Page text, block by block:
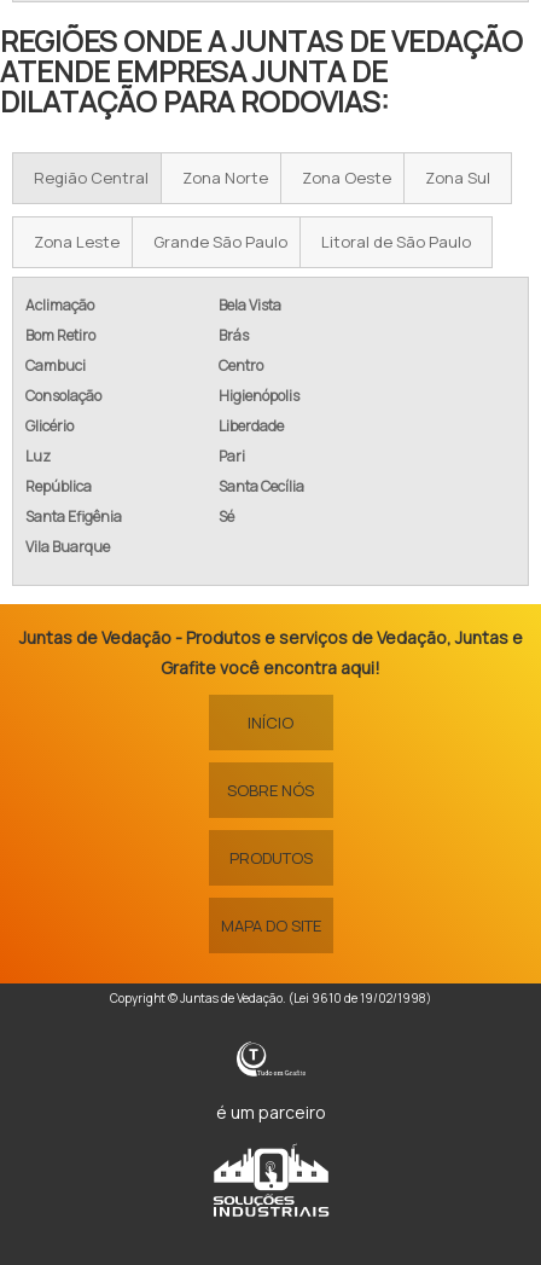
REGIÕES ONDE A JUNTAS DE VEDAÇÃO
ATENDE EMPRESA JUNTA DE
DILATAÇÃO PARA RODOVIAS:
Região Central Zona Norte Zona Oeste Zona Sul
Zona Leste Grande São Paulo Litoral de São Paulo
Aclimação
Bela Vista
Bom Retiro
Brás
Cambuci
Centro
Consolação
Higienópolis
Glicério
Liberdade
Luz
Pari
República
Santa Cecília
Santa Efigênia
Sé
Vila Buarque
Juntas de Vedação - Produtos e serviços de Vedação, Juntas e
Grafite você encontra aqui!
INÍCIO
SOBRE NÓS
PRODUTOS
MAPA DO SITE
Copyright © Juntas de Vedação. (Lei 9610 de 19/02/1998)
é um parceiro